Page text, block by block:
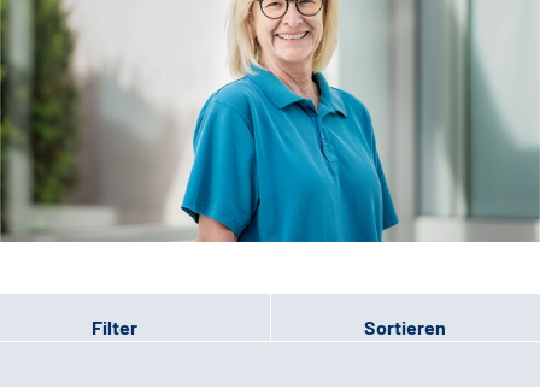
Suche
Leichte Sprache
Gebärdensprache
Patienten-Login
Filter Sortieren